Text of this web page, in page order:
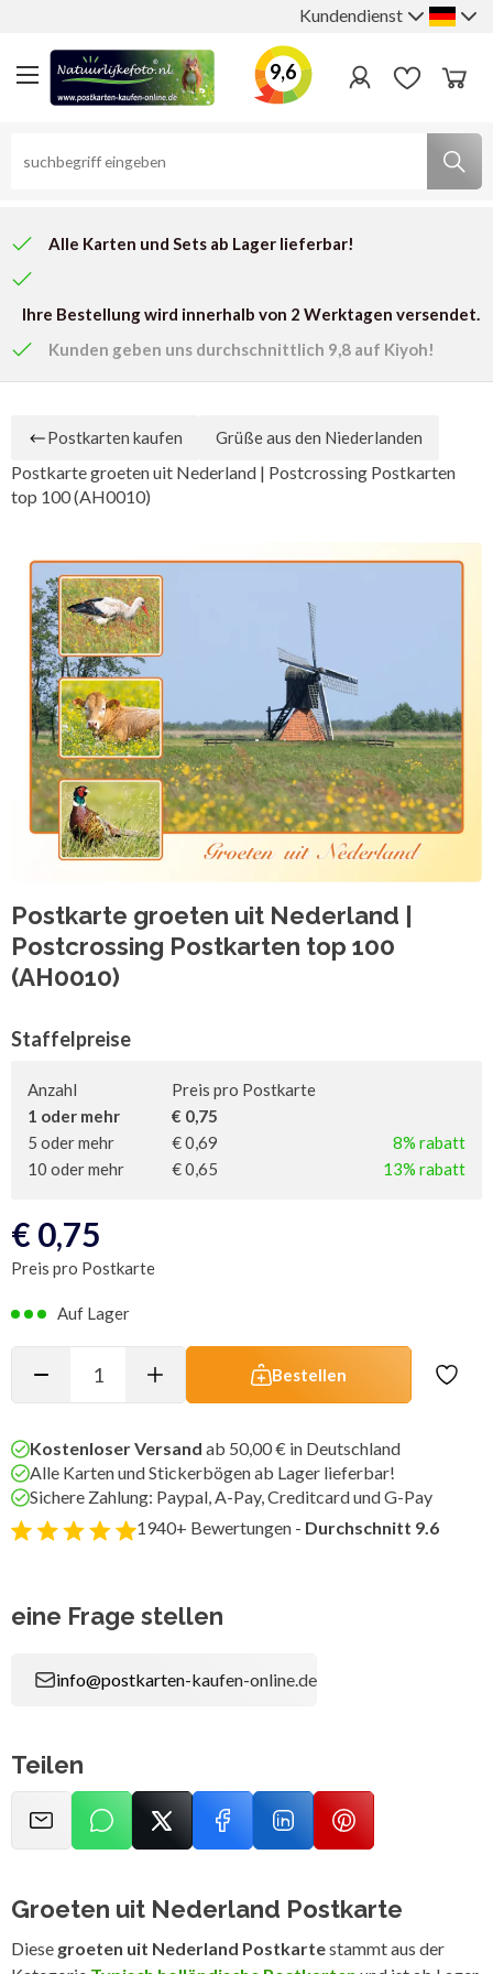
Kundendienst
9,6
Alle Karten und Sets ab Lager lieferbar!
Ihre Bestellung wird innerhalb von 2 Werktagen versendet.
Kunden geben uns durchschnittlich 9,8 auf Kiyoh!
Postkarten kaufen Grüße aus den Niederlanden
Postkarte groeten uit Nederland | Postcrossing Postkarten
top 100 (AH0010)
Postkarte groeten uit Nederland |
Postcrossing Postkarten top 100
(AH0010)
Staffelpreise
Anzahl
Preis pro Postkarte
1 oder mehr
€ 0,75
5 oder mehr
€ 0,69
8% rabatt
10 oder mehr
€ 0,65 13% rabatt
€ 0,75
Preis pro Postkarte
Auf Lager
Bestellen
Kostenloser Versand ab 50,00 € in Deutschland
Alle Karten und Stickerbögen ab Lager lieferbar!
Sichere Zahlung: Paypal, A-Pay, Creditcard und G-Pay
1940+ Bewertungen - Durchschnitt 9.6
eine Frage stellen
info@postkarten-kaufen-online.de
Teilen
Groeten uit Nederland Postkarte
Diese groeten uit Nederland Postkartestammt aus der